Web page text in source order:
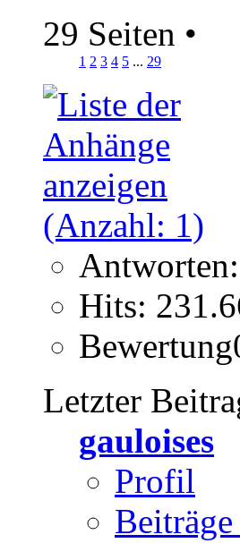
29 Seiten •
1 2 3 4 5 ... 29
Antworten:
Hits:
Letzter
gauloises
Profil